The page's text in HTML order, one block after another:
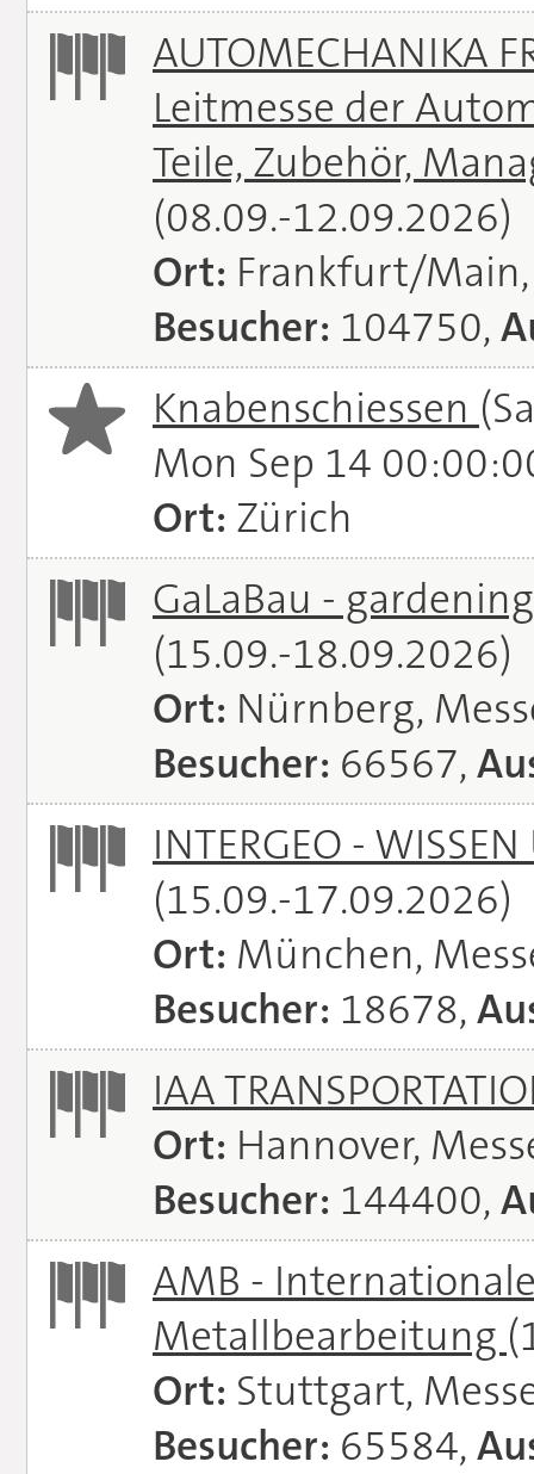
AUTOMECHANIKA
Leitmesse der
Teile, Zubehör,
(08.09.-12.09.2026)
Ort: Frankfurt/
Besucher: 104750,
Knabenschiessen
Mon Sep 14
Ort: Zürich
GaLaBau -
(15.09.-18.09.2026)
Ort: Nürnberg,
Besucher: 66567,
INTERGEO -
(15.09.-17.09.2026)
Ort: München,
Besucher: 18678,
IAA
Ort: Hannover,
Besucher: 144400,
AMB -
Metallbearbeitung
Ort: Stuttgart,
Besucher: 65584,